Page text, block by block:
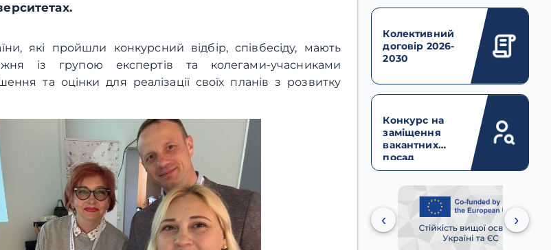
які пройшли конкурсний відбір, співбесіду, мають
із групою експертів та колегами-учасниками
та оцінки для реалізації своїх планів з розвитку
Колективний
договір 2026-
2030
Конкурс на
заміщення
вакантних
посад
‹ ›